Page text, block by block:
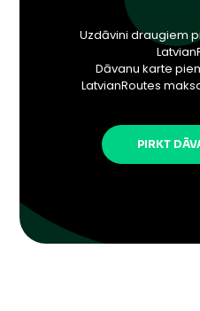
Uzdāvini draugiem
Dāvanu karte
LatvianRoutes
PIRKT